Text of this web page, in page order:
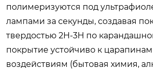
полимеризуются под
лампами за секунды, создавая
твердостью 2H-3H по
покрытие устойчиво к
воздействиям (бытовая химия,